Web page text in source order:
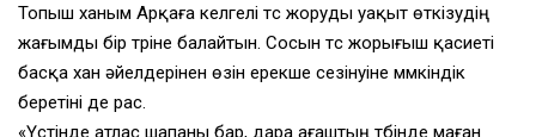
Топыш ханым Арқаға келгелі түс жоруды уақыт өткізудің
жағымды бір түріне балайтын. Сосын түс жорығыш қасиеті
басқа хан әйелдерінен өзін ерекше сезінуіне мүмкіндік
беретіні де рас.
«Үстінде атлас шапаны бар, дара ағаштың түбінде маған